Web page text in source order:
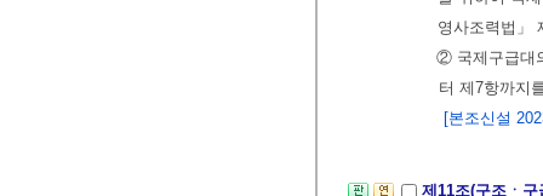
영사조력법」
② 국제구급대
터 제7항까지
[본조신설
제11조(구조ㆍ